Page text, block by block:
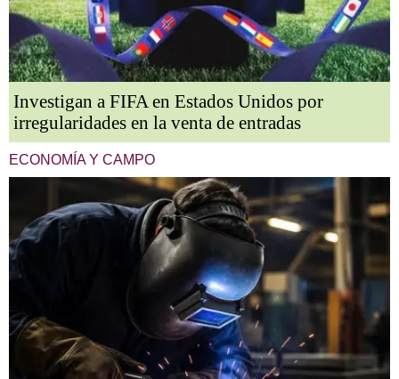
Investigan a FIFA en Estados Unidos por
irregularidades en la venta de entradas
ECONOMÍA Y CAMPO